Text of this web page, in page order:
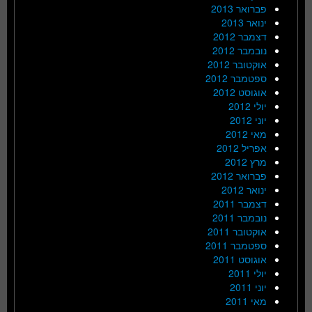
פברואר 2013
ינואר 2013
דצמבר 2012
נובמבר 2012
אוקטובר 2012
ספטמבר 2012
אוגוסט 2012
יולי 2012
יוני 2012
מאי 2012
אפריל 2012
מרץ 2012
פברואר 2012
ינואר 2012
דצמבר 2011
נובמבר 2011
אוקטובר 2011
ספטמבר 2011
אוגוסט 2011
יולי 2011
יוני 2011
מאי 2011